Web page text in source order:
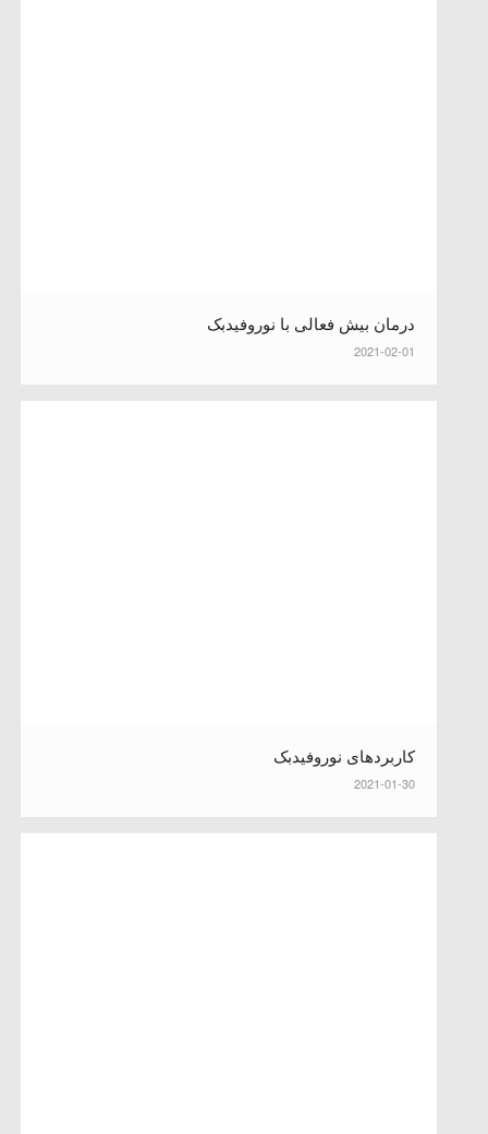
درمان بیش فعالی با نوروفیدبک
2021-02-01
کاربردهای نوروفیدبک
2021-01-30